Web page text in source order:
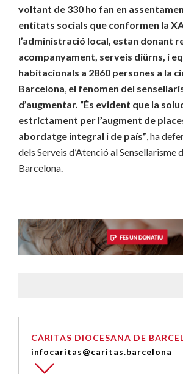
voltant de 330 ho fan en
entitats socials que conformen la
l’administració local, estan donant
acompanyament, serveis diürns, i
habitacionals a 2860 persones a la
Barcelona, el fenomen del
d’augmentar. “És evident que la
estrictament per l’augment de
abordatge integral i de país”, ha
dels Serveis d’Atenció al Sensellarisme
Barcelona.
CÀRITAS DIOCESANA DE
infocaritas@caritas.barcelona